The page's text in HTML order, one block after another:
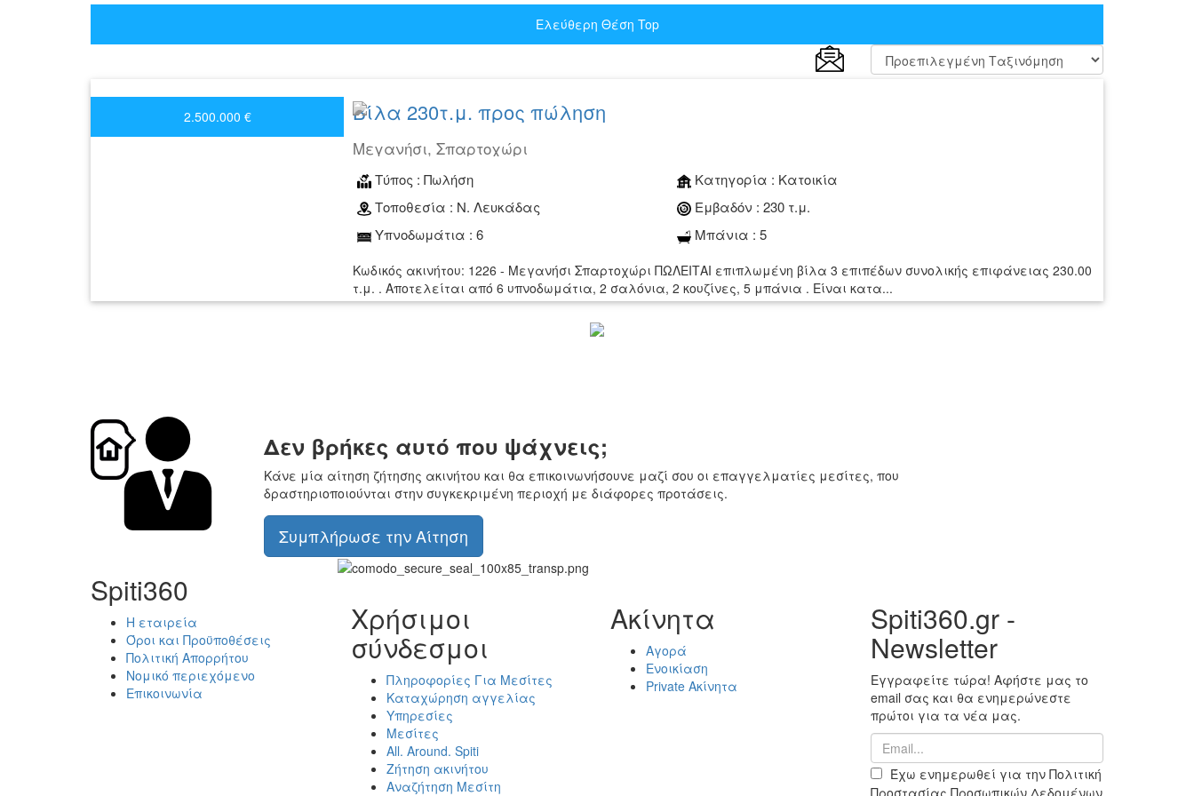
Ελεύθερη Θέση Top
2.500.000 € Βίλα 230τ.μ. προς πώληση
Μεγανήσι, Σπαρτοχώρι
Τύπος : Πωλήση Κατηγορία : Κατοικία
Τοποθεσία : Ν. Λευκάδας Εμβαδόν : 230 τ.μ.
Υπνοδωμάτια : 6 Μπάνια : 5
Κωδικός ακινήτου: 1226 - Μεγανήσι Σπαρτοχώρι ΠΩΛΕΙΤΑΙ επιπλωμένη βίλα 3 επιπέδων συνολικής επιφάνειας 230.00
τ.μ. . Αποτελείται από 6 υπνοδωμάτια, 2 σαλόνια, 2 κουζίνες, 5 μπάνια . Είναι κατα...
Δεν βρήκες αυτό που ψάχνεις;
Κάνε μία αίτηση ζήτησης ακινήτου και θα επικοινωνήσουνε μαζί σου οι επαγγελματίες μεσίτες, που
δραστηριοποιούνται στην συγκεκριμένη περιοχή με διάφορες προτάσεις.
Συμπλήρωσε την Αίτηση
Spiti360
Η εταιρεία
Όροι και Προϋποθέσεις
Πολιτική Απορρήτου
Νομικό περιεχόμενο
Επικοινωνία
Χρήσιμοι
σύνδεσμοι
Πληροφορίες Για Μεσίτες
Καταχώρηση αγγελίας
Υπηρεσίες
Μεσίτες
All. Around. Spiti
Ζήτηση ακινήτου
Αναζήτηση Μεσίτη
Ακίνητα
Αγορά
Ενοικίαση
Private Ακίνητα
Spiti360.gr -
Newsletter
Εγγραφείτε τώρα! Αφήστε μας το
email σας και θα ενημερώνεστε
πρώτοι για τα νέα μας.
Έχω ενημερωθεί για την Πολιτική